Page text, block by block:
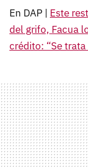
En DAP | Este
del grifo, Facua
crédito: “Se